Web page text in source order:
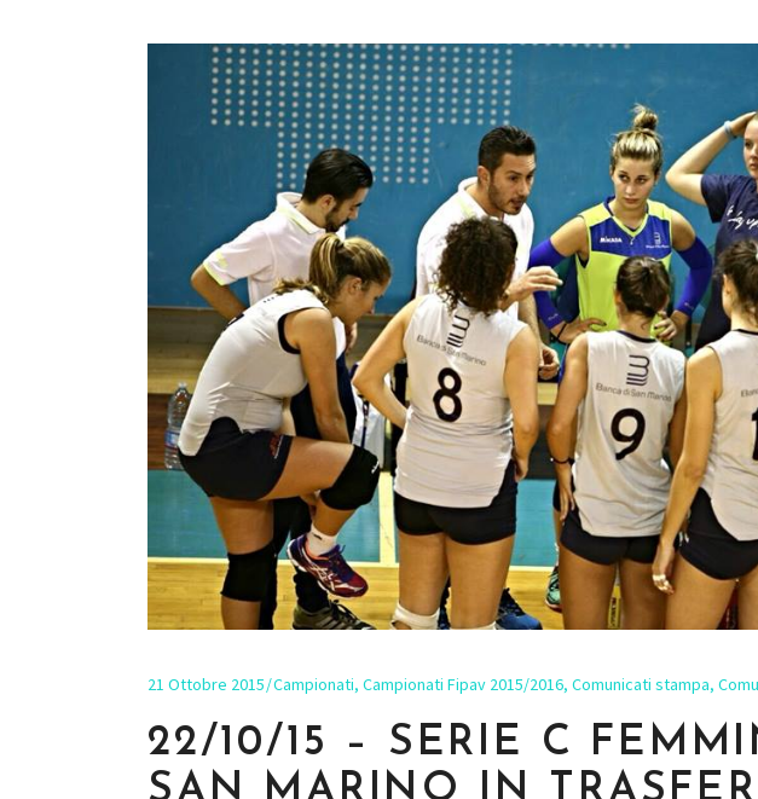
21 Ottobre 2015 Campionati, Campionati Fipav 2015/2016, Comunicati stampa,
22/10/15 – SERIE C